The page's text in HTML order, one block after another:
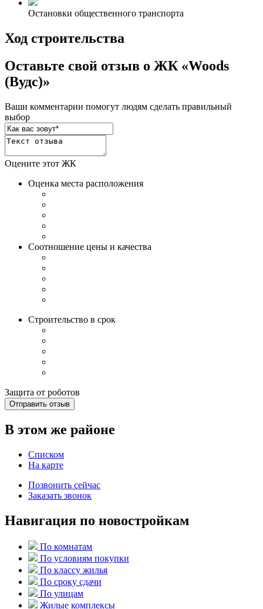
Остановки общественного транспорта
Ход строительства
Оставьте свой отзыв о ЖК «Woods
(Вудс)»
Ваши комментарии помогут людям сделать правильный
выбор
Оцените этот ЖК
Оценка места расположения
Соотношение цены и качества
Строительство в срок
Защита от роботов
Отправить отзыв
В этом же районе
Списком
На карте
Позвонить сейчас
Заказать звонок
Навигация по новостройкам
По комнатам
По условиям покупки
По классу жилья
По сроку сдачи
По улицам
Жилые комплексы